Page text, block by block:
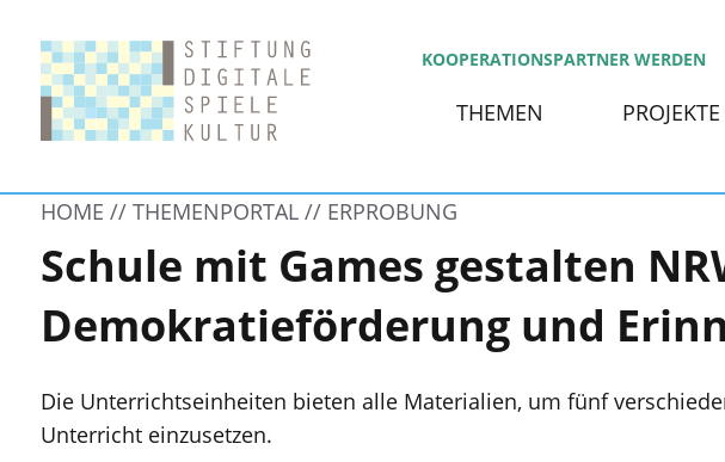
KOOPERATIONSPARTNER WERDEN
THEMEN PROJEKTE
HOME THEMENPORTAL ERPROBUNG
Schule mit Games gestalten
Demokratieförderung und
Die Unterrichtseinheiten bieten alle Materialien, um fünf
Unterricht einzusetzen.